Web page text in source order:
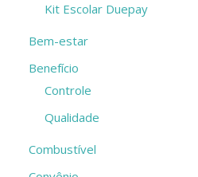
Kit Escolar Duepay
Bem-estar
Benefício
Controle
Qualidade
Combustível